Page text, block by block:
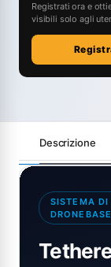
Registrati ora e
visibili solo agli
Descrizione
SISTEMA DI
DRONEBASE